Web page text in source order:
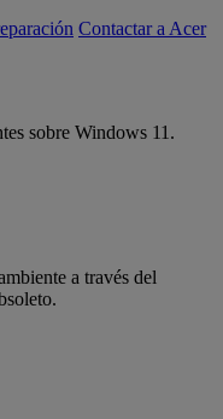
Contactar a Acer
sobre Windows 11.
a través del